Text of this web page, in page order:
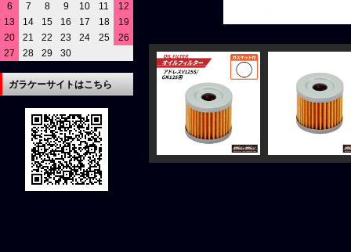
6
7 8 9 10 11
12
13
14 15 16 17 18
19
20
21 22 23 24 25
26
27
28 29 30
ガラケーサイトはこちら